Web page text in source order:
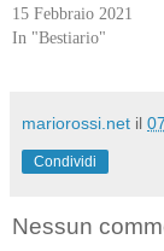
15 Febbraio 2021
In "Bestiario"
mariorossi.net il
Condividi
Nessun